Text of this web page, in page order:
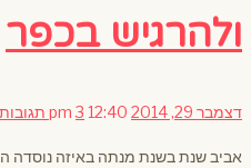
ולהרגיש בכפר
דצמבר 29, 2014 12:40 pm 3 תגובות
אביב שנת בשנת מנתה באיזה נוסדה